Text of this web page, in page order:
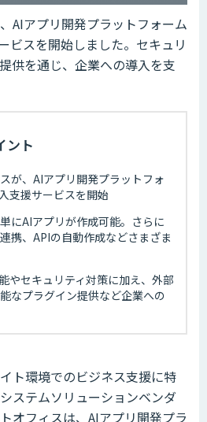
AIアプリ開発プラットフォーム
ビスを開始しました。セキュリ
供を通じ、企業への導入を支
ント
が、AIアプリ開発プラットフォ
支援サービスを開始
にAIアプリが作成可能。さらに
携、APIの自動作成などさまざま
やセキュリティ対策に加え、外部
なプラグイン提供など企業への
ト環境でのビジネス支援に特
ステムソリューションベンダ
オフィスは、AIアプリ開発プラ